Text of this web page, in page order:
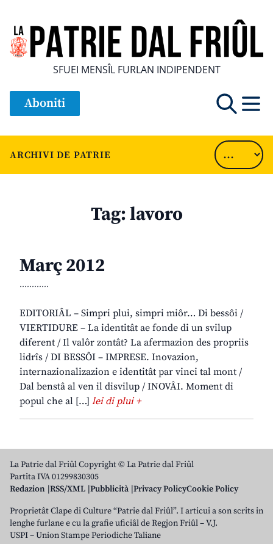
SFUEI MENSÎL FURLAN INDIPENDENT
Aboniti
ARCHIVI DE PATRIE
Tag:lavoro
Març 2012
............
EDITORIÂL – Simpri plui, simpri miôr… Di bessôi /
VIERTIDURE – La identitât ae fonde di un svilup
diferent / Il valôr zontât? La afermazion des propriis
lidrîs / DI BESSÔI – IMPRESE. Inovazion,
internazionalizazion e identitât par vinci tal mont /
Dal benstâ al ven il disvilup / INOVÂI. Moment di
popul che al […] lei di plui +
La Patrie dal Friûl Copyright © La Patrie dal Friûl
Partita IVA 01299830305
Redazion RSS/XML Pubblicità Privacy PolicyCookie Policy
Proprietât Clape di Culture “Patrie dal Friûl”. I articui a son scrits in
lenghe furlane e cu la grafie uficiâl de Regjon Friûl – V.J.
USPI – Union Stampe Periodiche Taliane